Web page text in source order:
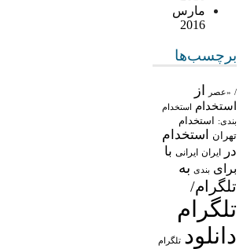
مارس
2016
برچسب‌ها
/ «عصر از
استخدام استخدام
بندی: استخدام
تهران
استخدام
در
ایران ایرانی با
برای بندی به
تلگرام/
تلگرام
دانلود تلگرام